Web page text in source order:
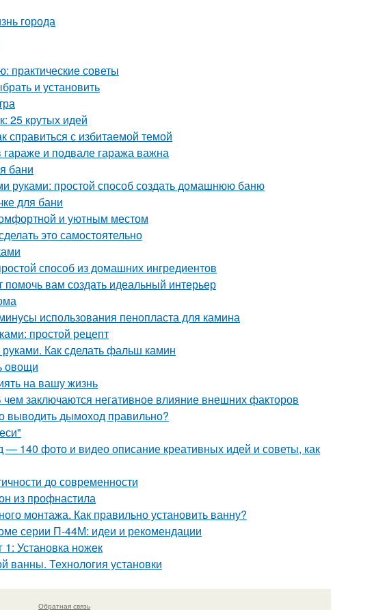
города
практические советы
и установить
25 крутых идей
справиться с избитаемой темой
и подвале гаража важна
бани
руками: простой способ создать домашнюю баню
для бани
и уютным местом
это самостоятельно
способ из домашних ингредиентов
вам создать идеальный интерьер
использования пенопласта для камина
простой рецепт
Как сделать фальш камин
овощи
на вашу жизнь
заключаются негативное влияние внешних факторов
выводить дымоход правильно?
— 140 фото и видео описание креативных идей и советы, как
до современности
из профнастила
монтажа. Как правильно установить ванну?
серии П-44М: идеи и рекомендации
Установка ножек
ванны. Технология установки
Обратная связь